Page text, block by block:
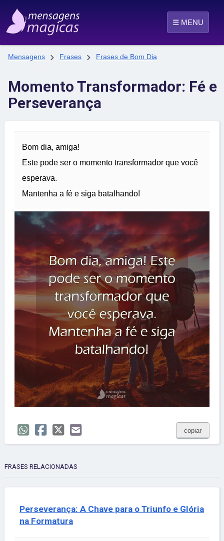
☰ MENU
Mensagens  Frases  Frases de Bom Dia
Momento Transformador: Fé e
Perseverança
Bom dia, amiga!
Este pode ser o momento transformador que você
esperava.
Mantenha a fé e siga batalhando!
copiar
FRASES RELACIONADAS
Perseverança: A Chave para o Triunfo e Glória
na Formatura